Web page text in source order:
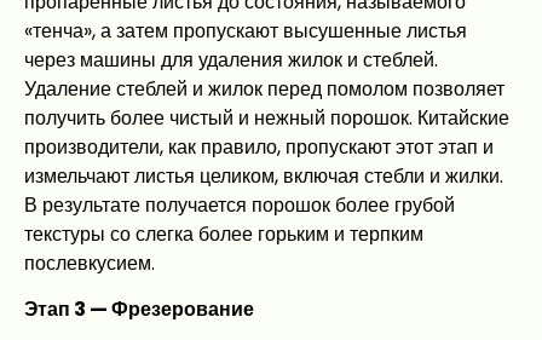
«тенча», а затем пропускают высушенные листья
через машины для удаления жилок и стеблей.
Удаление стеблей и жилок перед помолом позволяет
получить более чистый и нежный порошок. Китайские
производители, как правило, пропускают этот этап и
измельчают листья целиком, включая стебли и жилки.
В результате получается порошок более грубой
текстуры со слегка более горьким и терпким
послевкусием.
Этап 3 — Фрезерование